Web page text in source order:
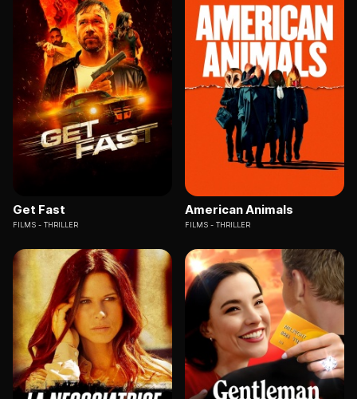
Get Fast
FILMS THRILLER
American Animals
FILMS THRILLER